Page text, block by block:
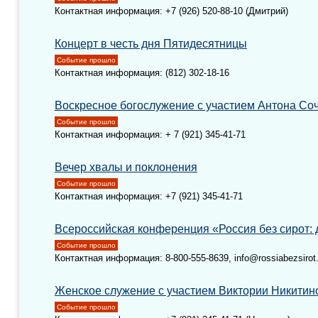
Контактная информация: +7 (926) 520-88-10 (Дмитрий)
Концерт в честь дня Пятидесятницы
Событие прошло
Контактная информация: (812) 302-18-16
Воскресное богослужение с участием Антона
Событие прошло
Контактная информация: + 7 (921) 345-41-71
Вечер хвалы и поклонения
Событие прошло
Контактная информация: +7 (921) 345-41-71
Всероссийская конференция «Россия без сирот:
Событие прошло
Контактная информация: 8-800-555-8639,
Женское служение с участием Виктории
Событие прошло